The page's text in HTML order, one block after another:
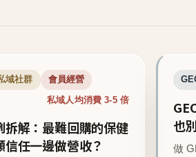
域社群 會員經營
私域人均消費 3-5 倍
拆解：最難回購的保健
任一邊做營收？
也
做